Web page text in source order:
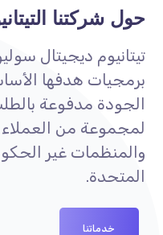
حول شركتنا
تيتانيوم ديجيتال
برمجيات هدفها
الجودة مدفوعة
لمجموعة من
والمنظمات غير
المتحدة.
خدماتنا